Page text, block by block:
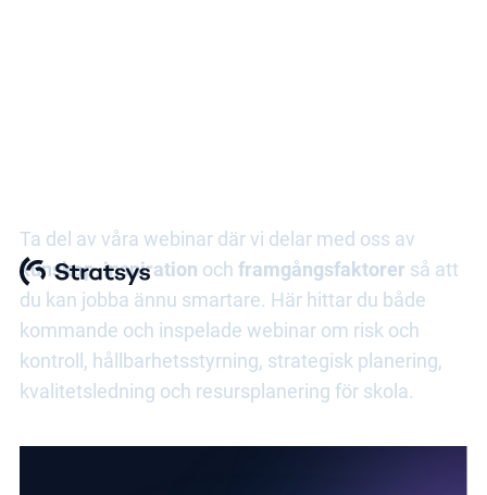
Ta del av våra webinar där vi delar med oss av
kunskap,inspiration och framgångsfaktorer så att
du kan jobba ännu smartare. Här hittar du både
kommande och inspelade webinar om risk och
kontroll, hållbarhetsstyrning, strategisk planering,
kvalitetsledning och resursplanering för skola.